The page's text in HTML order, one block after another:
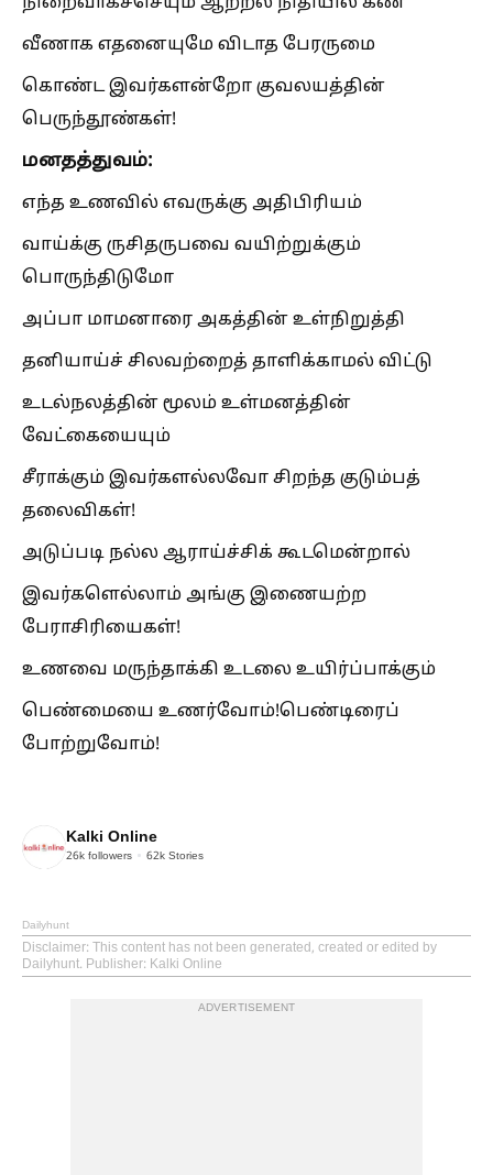
வீணாக எதனையுமே விடாத பேரருமை
கொண்ட இவர்களன்றோ குவலயத்தின்
பெருந்தூண்கள்!
மனதத்துவம்:
எந்த உணவில் எவருக்கு அதிபிரியம்
வாய்க்கு ருசிதருபவை வயிற்றுக்கும்
பொருந்திடுமோ
அப்பா மாமனாரை அகத்தின் உள்நிறுத்தி
தனியாய்ச் சிலவற்றைத் தாளிக்காமல் விட்டு
உடல்நலத்தின் மூலம் உள்மனத்தின்
வேட்கையையும்
சீராக்கும் இவர்களல்லவோ சிறந்த குடும்பத்
தலைவிகள்!
அடுப்படி நல்ல ஆராய்ச்சிக் கூடமென்றால்
இவர்களெல்லாம் அங்கு இணையற்ற
பேராசிரியைகள்!
உணவை மருந்தாக்கி உடலை உயிர்ப்பாக்கும்
பெண்மையை உணர்வோம்!பெண்டிரைப்
போற்றுவோம்!
Kalki Online
26k followers 62k Stories
Dailyhunt
Disclaimer: This content has not been generated, created or edited by
Dailyhunt. Publisher: Kalki Online
ADVERTISEMENT